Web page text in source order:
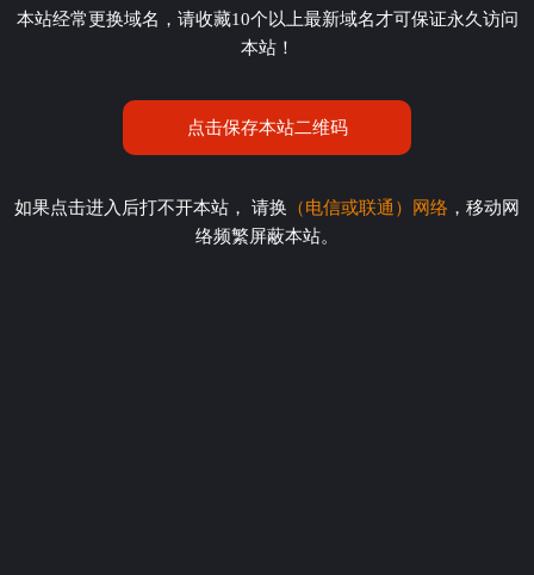
本站经常更换域名，请收藏10个以上最新域名才可保证永久访问
本站！
点击保存本站二维码
如果点击进入后打不开本站， 请换 （电信或联通）网络 ，移动网
络频繁屏蔽本站。